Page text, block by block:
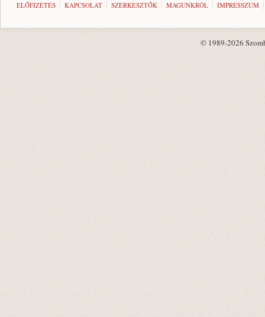
ELŐFIZETÉS KAPCSOLAT SZERKESZTŐK MAGUNKRÓL IMPRESSZUM
© 1989-2026